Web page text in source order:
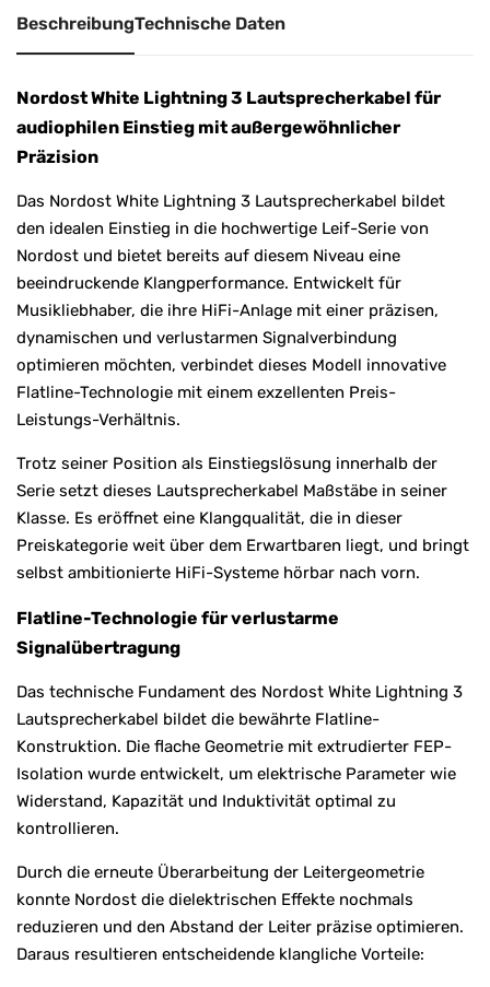
BeschreibungTechnische Daten
Nordost White Lightning 3 Lautsprecherkabel für
audiophilen Einstieg mit außergewöhnlicher
Präzision
Das Nordost White Lightning 3 Lautsprecherkabel bildet
den idealen Einstieg in die hochwertige Leif-Serie von
Nordost und bietet bereits auf diesem Niveau eine
beeindruckende Klangperformance. Entwickelt für
Musikliebhaber, die ihre HiFi-Anlage mit einer präzisen,
dynamischen und verlustarmen Signalverbindung
optimieren möchten, verbindet dieses Modell innovative
Flatline-Technologie mit einem exzellenten Preis-
Leistungs-Verhältnis.
Trotz seiner Position als Einstiegslösung innerhalb der
Serie setzt dieses Lautsprecherkabel Maßstäbe in seiner
Klasse. Es eröffnet eine Klangqualität, die in dieser
Preiskategorie weit über dem Erwartbaren liegt, und bringt
selbst ambitionierte HiFi-Systeme hörbar nach vorn.
Flatline-Technologie für verlustarme
Signalübertragung
Das technische Fundament des Nordost White Lightning 3
Lautsprecherkabel bildet die bewährte Flatline-
Konstruktion. Die flache Geometrie mit extrudierter FEP-
Isolation wurde entwickelt, um elektrische Parameter wie
Widerstand, Kapazität und Induktivität optimal zu
kontrollieren.
Durch die erneute Überarbeitung der Leitergeometrie
konnte Nordost die dielektrischen Effekte nochmals
reduzieren und den Abstand der Leiter präzise optimieren.
Daraus resultieren entscheidende klangliche Vorteile: